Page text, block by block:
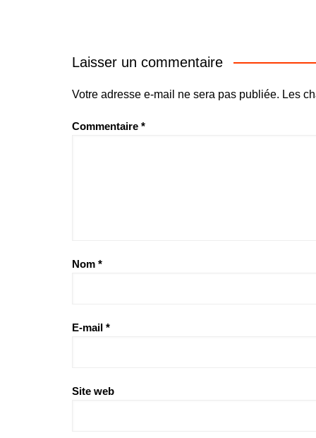
Laisser un commentaire
Votre adresse e-mail ne sera pas publiée. Les
Commentaire *
Nom *
E-mail *
Site web